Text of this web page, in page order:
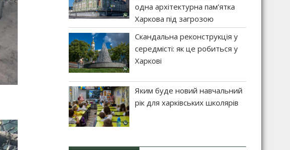
одна архітектурна пам’ятка
Харкова під загрозою
Скандальна реконструкція у
середмісті: як це робиться у
Харкові
Яким буде новий навчальний
рік для харківських школярів